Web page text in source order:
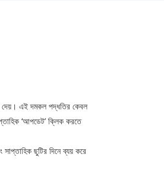
দেয়। এই দমকল পদ্ধতির কেবল
‘আপডেট’ ক্লিক করতে
ছুটির দিনে ব্যয় করে